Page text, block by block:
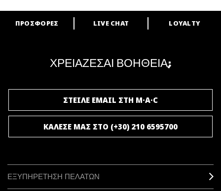
ARE YOU A M·A·C LOVER?
ΠΡΟΣΦΟΡΕΣ LIVE CHAT LOYALTY
ΧΡΕΙΑΖΕΣΑΙ ΒΟΗΘΕΙΑ;
ΣΤΕΙΛΕ EMAIL ΣΤΗ M·A·C
ΚΑΛΕΣΕ ΜΑΣ ΣΤΟ (+30) 210 6595700
ΕΞΥΠΗΡΕΤΗΣΗ ΠΕΛΑΤΩΝ